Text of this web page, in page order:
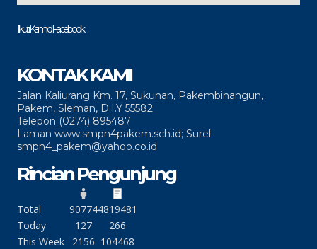
Ikuti Kami di Facebook
KONTAK KAMI
Jalan Kaliurang Km. 17, Sukunan, Pakembinangun,
Pakem, Sleman, D.I.Y 55582
Telepon (0274) 895487
Laman www.smpn4pakem.sch.id; Surel
smpn4_pakem@yahoo.co.id
Rincian Pengunjung
Total 907744819481
Today
127
266
This Week
2156 104468